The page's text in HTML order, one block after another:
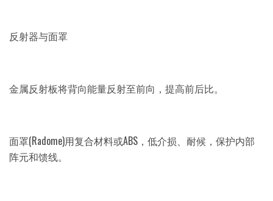
反射器与面罩
金属反射板将背向能量反射至前向，提高前后比。
面罩(Radome)用复合材料或ABS，低介损、耐候，保护内部
阵元和馈线。